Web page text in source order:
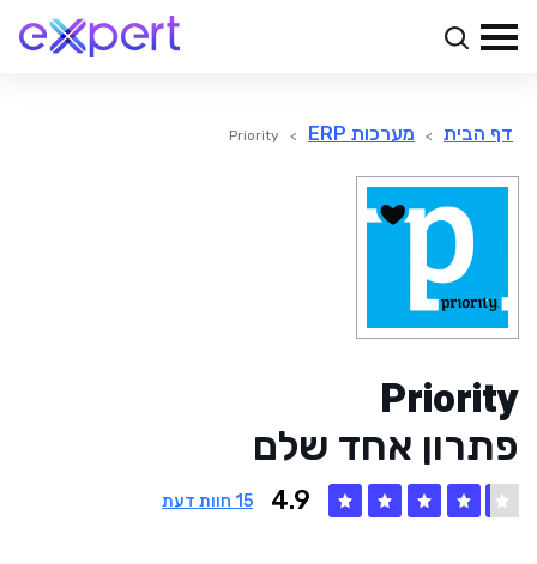
דף הבית > מערכות ERP >
Priority
Priority
פתרון אחד שלם
4.9
15 חוות דעת